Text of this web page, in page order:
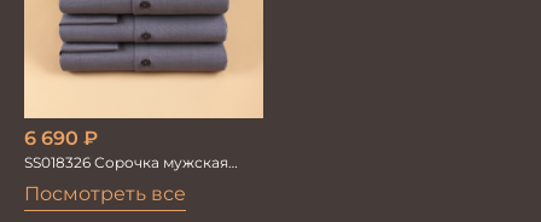
Посмотреть все
6 690 ₽
SS018326 Сорочка мужская
GROSTYLE TRENDY